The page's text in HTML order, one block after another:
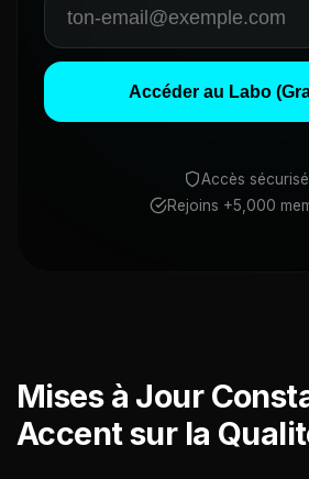
Accéder au Labo
Accès sécurisé
Rejoins +5,000
Mises à Jour
Accent sur la